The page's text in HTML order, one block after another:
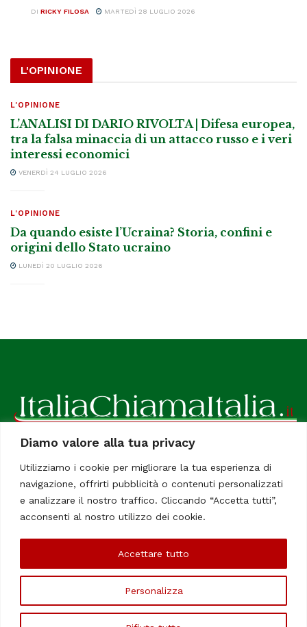
Diamo valore alla tua privacy
Utilizziamo i cookie per migliorare la tua esperienza di
navigazione, offrirti pubblicità o contenuti personalizzati
e analizzare il nostro traffico. Cliccando “Accetta tutti”,
acconsenti al nostro utilizzo dei cookie.
Personalizza
Accettare tutto
DI RICKY FILOSA MARTEDÌ 28 LUGLIO 2026
L'OPINIONE
L'OPINIONE
L’ANALISI DI DARIO RIVOLTA | Difesa europea,
tra la falsa minaccia di un attacco russo e i veri
interessi economici
VENERDÌ 24 LUGLIO 2026
L'OPINIONE
Da quando esiste l’Ucraina? Storia, confini e
origini dello Stato ucraino
LUNEDÌ 20 LUGLIO 2026
ItaliaChiamaItalia, il TUO quotidiano online preferito.
Dedicato in particolare a tutti gli italiani residenti all'estero.
Tutti i diritti sono riservati. Quotidiano online indipendente
Le Firme
©Copyright 2006/2020 - ItaliaChiamaItalia